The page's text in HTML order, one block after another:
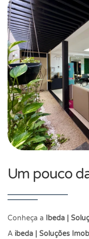
Um pouco
Conheça a Ibeda |
A ibeda | Soluções